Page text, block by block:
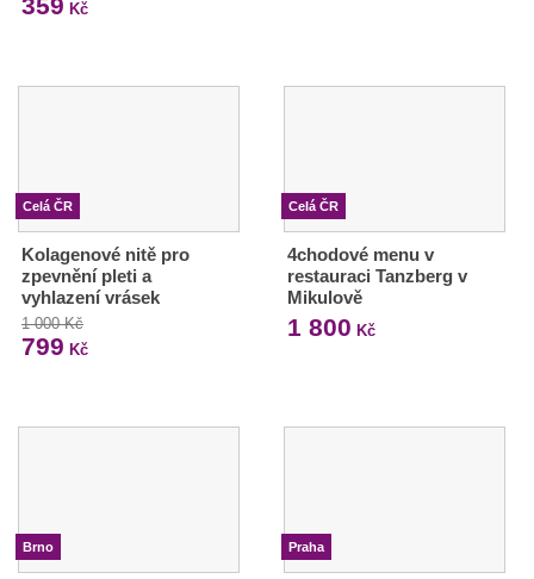
Kč
Celá ČR
Kolagenové nitě pro
zpevnění pleti a
vyhlazení vrásek
1 000 Kč
799 Kč
Celá ČR
4chodové menu v
restauraci Tanzberg v
Mikulově
1 800 Kč
Brno Praha